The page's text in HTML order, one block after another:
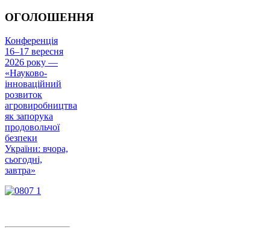
ОГОЛОШЕННЯ
Конференція
16–17 вересня
2026 року —
«Науково-
інноваційний
розвиток
агровиробництва
як запорука
продовольчої
безпеки
України: вчора,
сьогодні,
завтра»